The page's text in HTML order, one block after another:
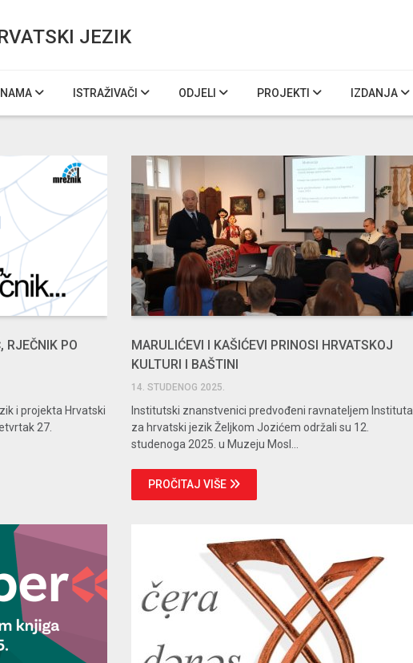
JEZIK
ISTRAŽIVAČI ODJELI PROJEKTI IZDANJA
RJEČNIK PO
i projekta Hrvatski
27.
MARULIĆEVI I KAŠIĆEVI PRINOSI HRVATSKOJ
KULTURI I BAŠTINI
14. STUDENOG 2025.
Institutski znanstvenici predvođeni ravnateljem Instituta
za hrvatski jezik Željkom Jozićem održali su 12.
studenoga 2025. u Muzeju Mosl...
PROČITAJ VIŠE